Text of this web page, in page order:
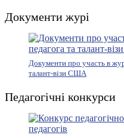
Документи журі
Документи про участь в
талант-візи США
Педагогічні конкурси